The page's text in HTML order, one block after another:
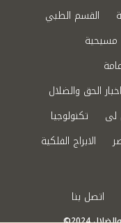
القسم الطبي
مسيحية
اخبار الحق والضلال
لى
تكنولوجيا
الابراج الفلكية
اتصل بنا